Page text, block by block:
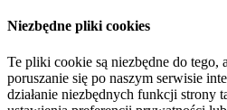
Niezbędne pliki cookies
Te pliki cookie są niezbędne do tego,
poruszanie się po naszym serwisie
działanie niezbędnych funkcji strony